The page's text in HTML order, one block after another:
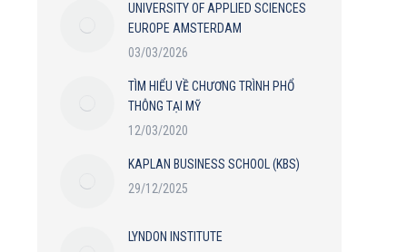
UNIVERSITY OF APPLIED SCIENCES
EUROPE AMSTERDAM
03/03/2026
TÌM HIỂU VỀ CHƯƠNG TRÌNH PHỔ
THÔNG TẠI MỸ
12/03/2020
KAPLAN BUSINESS SCHOOL (KBS)
29/12/2025
LYNDON INSTITUTE